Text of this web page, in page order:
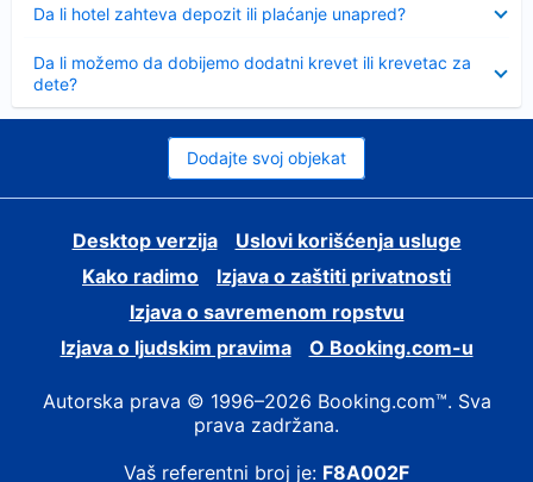
Da li hotel zahteva depozit ili plaćanje unapred?
Da li možemo da dobijemo dodatni krevet ili krevetac za
dete?
Dodajte svoj objekat
Desktop verzija
Uslovi korišćenja usluge
Kako radimo
Izjava o zaštiti privatnosti
Izjava o savremenom ropstvu
Izjava o ljudskim pravima
О Booking.com-u
Autorska prava © 1996–2026 Booking.com™. Sva
prava zadržana.
Vaš referentni broj je: F8A002F